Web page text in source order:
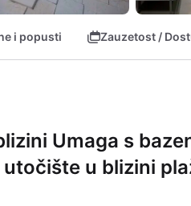
i popusti Zauzetost /
Umaga s
u blizini